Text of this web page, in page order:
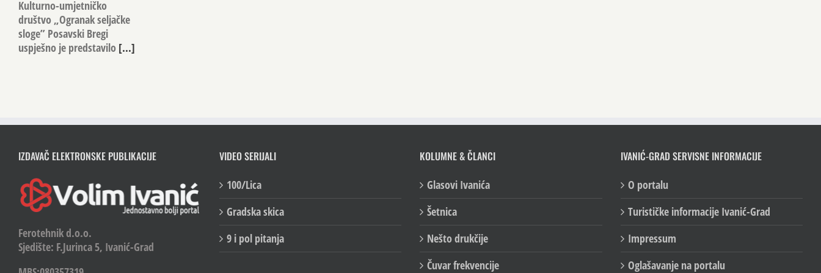
Kulturno-umjetničko
društvo „Ogranak seljačke
sloge” Posavski Bregi
uspješno je predstavilo[...]
IZDAVAČ ELEKTRONSKE PUBLIKACIJE
Ferotehnik d.o.o.
Sjedište: F.Jurinca 5, Ivanić-Grad
VIDEO SERIJALI
100/Lica
Gradska skica
9 i pol pitanja
KOLUMNE & ČLANCI
Glasovi Ivanića
Šetnica
Nešto drukčije
Čuvar frekvencije
IVANIĆ-GRAD SERVISNE INFORMACIJE
O portalu
Turističke informacije Ivanić-Grad
Impressum
Oglašavanje na portalu